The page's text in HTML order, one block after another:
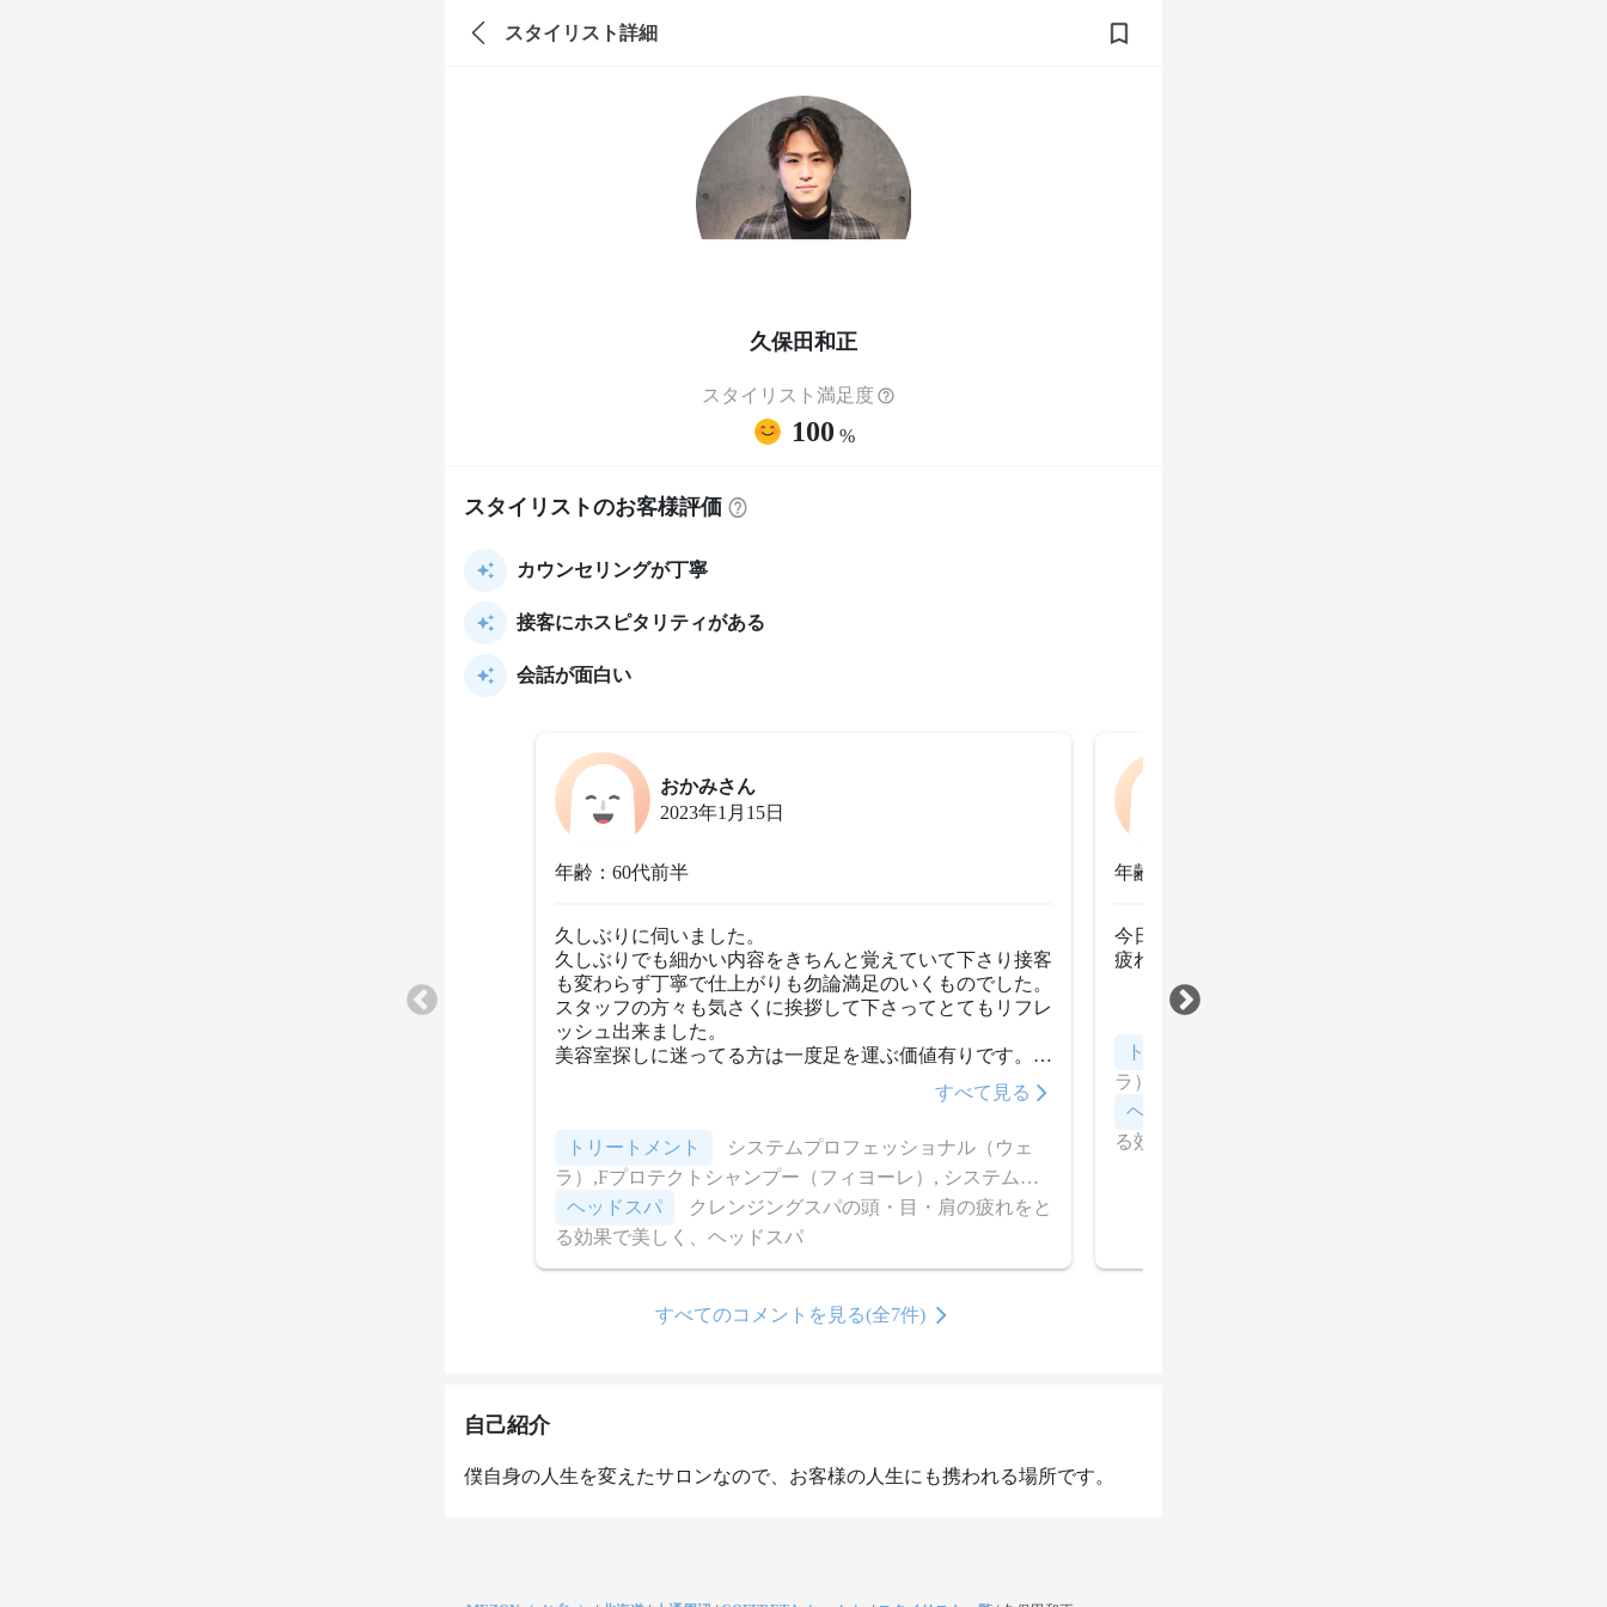
スタイリスト詳細
久保田和正
スタイリスト満足度
100 %
スタイリストのお客様評価
カウンセリングが丁寧
接客にホスピタリティがある
会話が面白い
おかみさん
2023年1月15日
年齢：60代前半
久しぶりに伺いました。
久しぶりでも細かい内容をきちんと覚えていて下さり接客
も変わらず丁寧で仕上がりも勿論満足のいくものでした。
スタッフの方々も気さくに挨拶して下さってとてもリフレ
ッシュ出来ました。
美容室探しに迷ってる方は一度足を運ぶ価値有りです。
すべて見る
トリートメント
ラ）,Fプロテクトシャンプー（フィヨーレ）, システムプ
ロフェッショナル（ウェラ）, ジェミールフラン（ミルボ
ン）,オレンジシャンプー（プリグリオ）のトリートメン
トで内側から補修、美しい艶髪に
ヘッドスパ
る効果で美しく、ヘッドスパ
年齢：60代前半
今日も癒しの時間をありがとうございました
トリートメント
ラ）,Fプロテクトシャンプー（フィヨーレ）, システムプ
ロフェッショナル（ウェラ）, ジェミールフラン（ミルボ
ン）,オレンジシャンプー（プリグリオ）のトリートメン
トで内側から補修、美しい艶髪に
ヘッドスパ
る効果で美しく、ヘッドスパ
すべてのコメントを見る(全7件)
自己紹介
僕自身の人生を変えたサロンなので、お客様の人生にも携われる場所です。